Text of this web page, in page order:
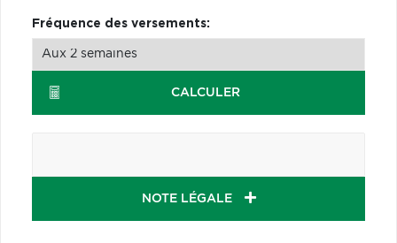
Fréquence des versements:
CALCULER
NOTE LÉGALE